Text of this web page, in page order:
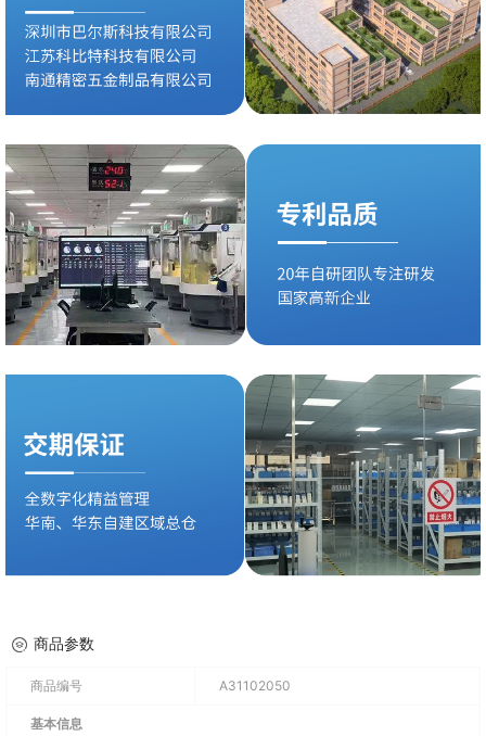
商品参数
商品编号 A31102050
基本信息